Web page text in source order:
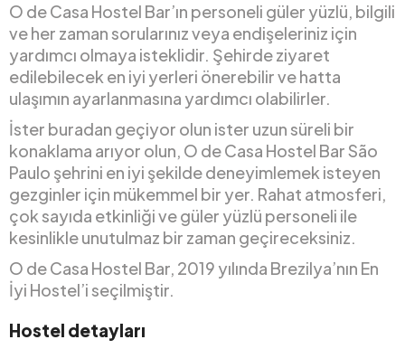
O de Casa Hostel Bar’ın personeli güler yüzlü, bilgili
ve her zaman sorularınız veya endişeleriniz için
yardımcı olmaya isteklidir. Şehirde ziyaret
edilebilecek en iyi yerleri önerebilir ve hatta
ulaşımın ayarlanmasına yardımcı olabilirler.
İster buradan geçiyor olun ister uzun süreli bir
konaklama arıyor olun, O de Casa Hostel Bar São
Paulo şehrini en iyi şekilde deneyimlemek isteyen
gezginler için mükemmel bir yer. Rahat atmosferi,
çok sayıda etkinliği ve güler yüzlü personeli ile
kesinlikle unutulmaz bir zaman geçireceksiniz.
O de Casa Hostel Bar, 2019 yılında Brezilya’nın En
İyi Hostel’i seçilmiştir.
Hostel detayları